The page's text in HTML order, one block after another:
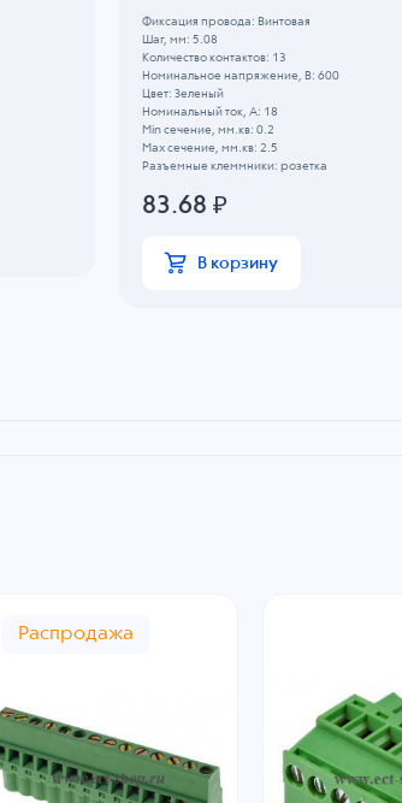
Фиксация провода: Винтовая
Шаг, мм: 5.08
Количество контактов: 13
Номинальное напряжение, B: 600
Цвет: Зеленый
Номинальный ток, А: 18
Min сечение, мм.кв: 0.2
Max сечение, мм.кв: 2.5
Разъемные клеммники: розетка
83.68 ₽
В корзину
Распродажа